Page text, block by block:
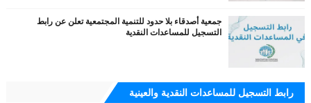
جمعية أصدقاء بلا حدود للتنمية المجتمعية تعلن عن رابط
التسجيل للمساعدات النقدية
رابط التسجيل للمساعدات النقدية والعينية